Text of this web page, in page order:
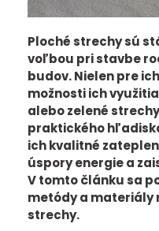
Ploché strechy sú
voľbou pri stavbe
budov. Nielen pre
možnosti ich
alebo zelené
praktického
ich kvalitné
úspory energie a
V tomto článku sa
metódy a materiály
strechy.